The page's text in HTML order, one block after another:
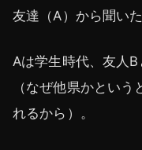
友達（A）から聞いた
Aは学生時代、友人
（なぜ他県かとい
れるから）。